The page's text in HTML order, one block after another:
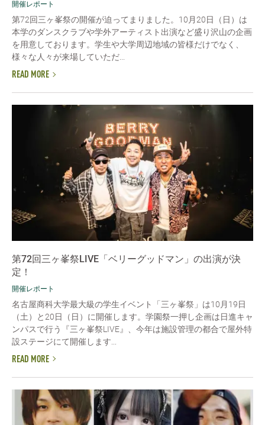
開催レポート
第72回三ヶ峯祭の開催が迫ってまりました。10月20日（日）は
本学のダンスクラブや学外アーティスト出演など盛り沢山の企画
を用意しております。学生や大学周辺地域の皆様だけでなく、
様々な人々が来場していただ...
READ MORE
第72回三ヶ峯祭LIVE「ベリーグッドマン」の出演が決
定！
開催レポート
名古屋商科大学最大級の学生イベント「三ヶ峯祭」は10月19日
（土）と20日（日）に開催します。学園祭一押し企画は日進キャ
ンパスで行う『三ヶ峯祭LIVE』、今年は施設管理の都合で屋外特
設ステージにて開催します...
READ MORE